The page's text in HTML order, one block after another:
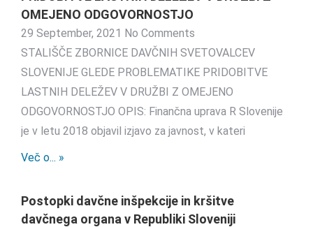
OMEJENO ODGOVORNOSTJO
29 September, 2021 No Comments
STALIŠČE ZBORNICE DAVČNIH SVETOVALCEV
SLOVENIJE GLEDE PROBLEMATIKE PRIDOBITVE
LASTNIH DELEŽEV V DRUŽBI Z OMEJENO
ODGOVORNOSTJO OPIS: Finančna uprava R Slovenije
je v letu 2018 objavil izjavo za javnost, v kateri
Več o... »
Postopki davčne inšpekcije in kršitve
davčnega organa v Republiki Sloveniji